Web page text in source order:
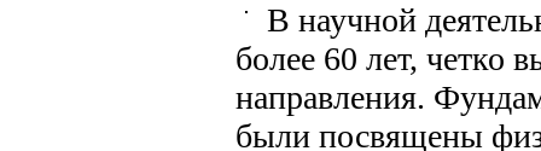
В научной
более 60 лет, четко
направления.
были посвящены